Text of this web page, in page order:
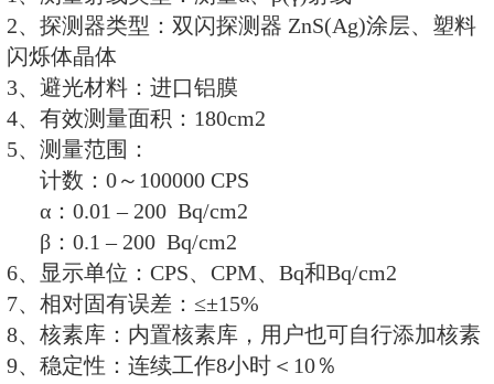
标配的RenRiRate辐射
软件
功能特点
1、便携式设计，重量轻 ，探测效
2、LCD液晶显示，会话式操作界
3、显示单位：cpm、cps 、Bq 、